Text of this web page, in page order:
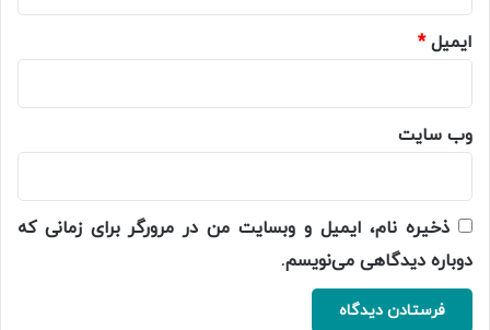
ایمیل*
وب‌ سایت
ذخیره نام، ایمیل و وبسایت من در مرورگر برای زمانی که
دوباره دیدگاهی می‌نویسم.